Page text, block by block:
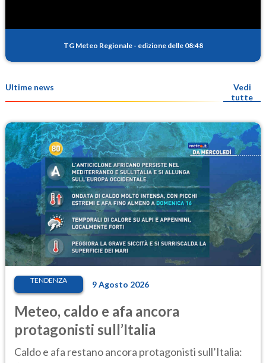
TG Meteo Regionale - edizione delle 08:48
Ultime news
Vedi
tutte
TENDENZA 9 Agosto 2026
Meteo, caldo e afa ancora
protagonisti sull’Italia
Caldo e afa restano ancora protagonisti sull’Italia: